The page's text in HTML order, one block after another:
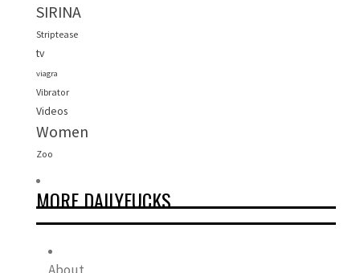
SIRINA
Striptease
tv
viagra
Vibrator
Videos
Women
Zoo
MORE DAILYFUCKS